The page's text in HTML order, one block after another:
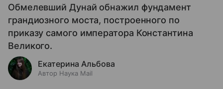
Обмелевший Дунай обнажил фундамент
грандиозного моста, построенного по
приказу самого императора Константина
Великого.
Екатерина Альбова
Автор Наука Mail